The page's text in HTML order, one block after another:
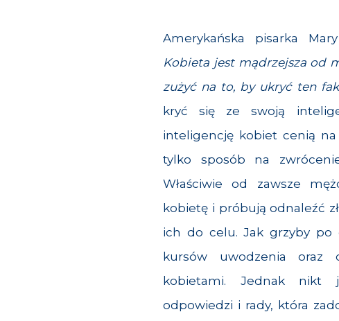
Amerykańska pisarka
Kobieta jest mądrzejsza od
zużyć na to, by ukryć ten
kryć się ze swoją
inteligencję kobiet cenią
tylko sposób na
Właściwie od zawsze
kobietę i próbują odnaleźć
ich do celu. Jak grzyby po
kursów uwodzenia oraz
kobietami. Jednak nikt
odpowiedzi i rady, która